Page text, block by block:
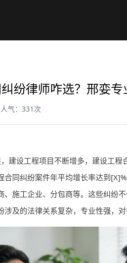
纷律师咋选？邢娈专
人气：331次
建设工程项目不断增多，建设工
合同纠纷案件年平均增长率达到
施工企业、分包商等。这些纠纷
涉及的法律关系复杂，专业性强，对